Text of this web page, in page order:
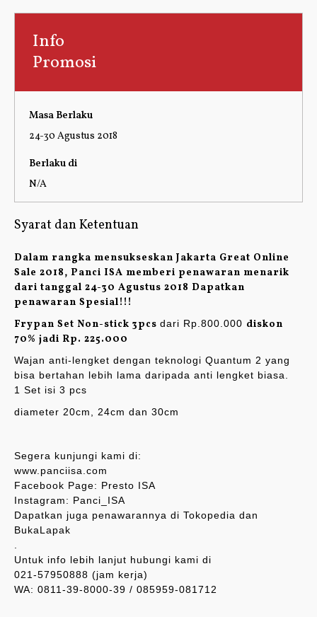
Info
Promosi
Masa Berlaku
24-30 Agustus 2018
Berlaku di
N/A
Syarat dan Ketentuan
Dalam rangka mensukseskan Jakarta Great Online
Sale 2018, Panci ISA memberi penawaran menarik
dari tanggal 24-30 Agustus 2018 Dapatkan
penawaran Spesial!!!
Frypan Set Non-stick 3pcs dari Rp.800.000 diskon
70% jadi Rp. 225.000
Wajan anti-lengket dengan teknologi Quantum 2 yang
bisa bertahan lebih lama daripada anti lengket biasa.
1 Set isi 3 pcs
diameter 20cm, 24cm dan 30cm
Segera kunjungi kami di:
www.panciisa.com
Facebook Page: Presto ISA
Instagram: Panci_ISA
Dapatkan juga penawarannya di Tokopedia dan
BukaLapak
Untuk info lebih lanjut hubungi kami di
021-57950888 (jam kerja)
WA: 0811-39-8000-39 / 085959-081712